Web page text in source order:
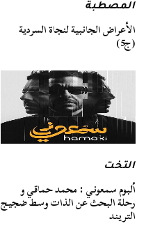
المصطبة
الأعراض الجانبية لنجاة السردية
(ج5)
التخت
ألبوم سمعوني : محمد حماقي و
رحلة البحث عن الذات وسط ضجيج
التريند